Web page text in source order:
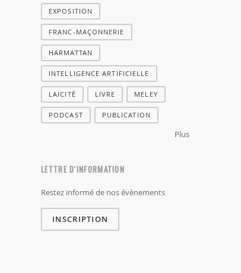
EXPOSITION
FRANC-MAÇONNERIE
HARMATTAN
INTELLIGENCE ARTIFICIELLE
LAICITÉ LIVRE MELEY
PODCAST PUBLICATION
Plus
LETTRE D'INFORMATION
Restez informé de nos évènements
INSCRIPTION